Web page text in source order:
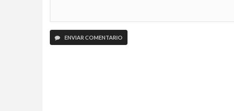
ENVIAR COMENTARIO